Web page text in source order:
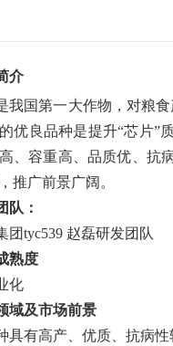
介
我国第一大作物，对粮
优良品种是提升“芯片”
、容重高、品质优、抗
推广前景广阔。
队：
团tyc539 赵磊研发团队
熟度
化
域及市场前景
具有高产、优质、抗病